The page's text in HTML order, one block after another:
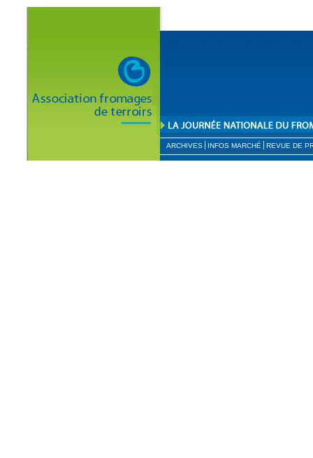
ARCHIVES INFOS MARCHÉ REVUE DE